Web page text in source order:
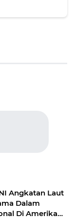
Angkatan Laut
Dalam
Di Amerika